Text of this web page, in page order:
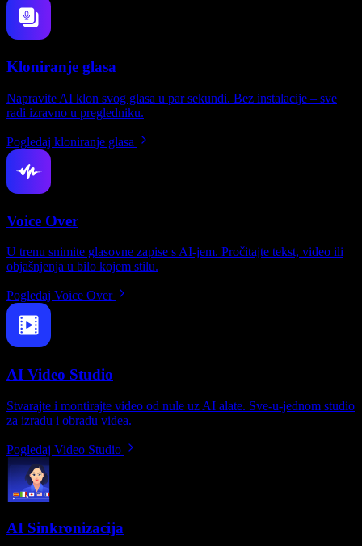
Kloniranje glasa
Napravite AI klon svog glasa u par sekundi. Bez instalacije – sve
radi izravno u pregledniku.
Pogledaj kloniranje glasa
Voice Over
U trenu snimite glasovne zapise s AI-jem. Pročitajte tekst, video ili
objašnjenja u bilo kojem stilu.
Pogledaj Voice Over
AI Video Studio
Stvarajte i montirajte video od nule uz AI alate. Sve-u-jednom studio
za izradu i obradu videa.
Pogledaj Video Studio
AI Sinkronizacija